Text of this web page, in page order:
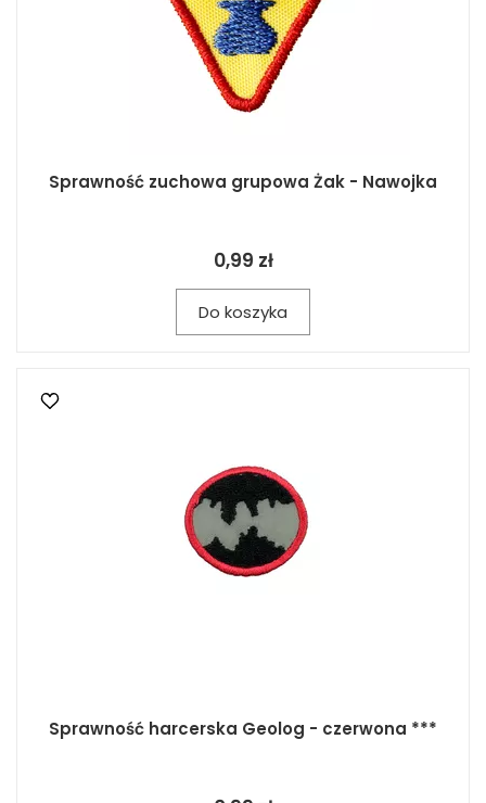
Sprawność zuchowa grupowa Żak - Nawojka
0,99 zł
Do koszyka
Sprawność harcerska Geolog - czerwona ***